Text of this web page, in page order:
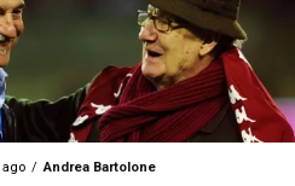
Andrea Bartolone